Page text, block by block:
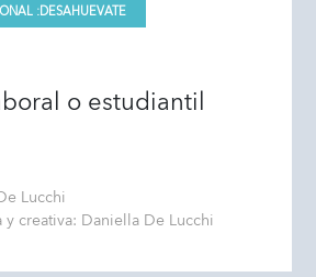
:DESAHUEVATE
o estudiantil
Lucchi
creativa: Daniella De Lucchi